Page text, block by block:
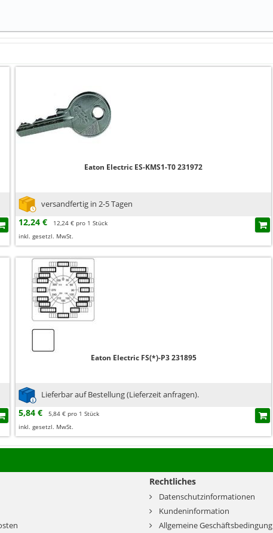
Eaton Electric ES-KMS1-T0 231972
versandfertig in 2-5 Tagen
12,24 €
12,24 € pro 1 Stück
inkl. gesetzl. MwSt.
Eaton Electric FS(*)-P3 231895
Lieferbar auf Bestellung (Lieferzeit anfragen).
5,84 €
5,84 € pro 1 Stück
inkl. gesetzl. MwSt.
Rechtliches
Datenschutzinformationen
Kundeninformation
Allgemeine Geschäftsbedingung